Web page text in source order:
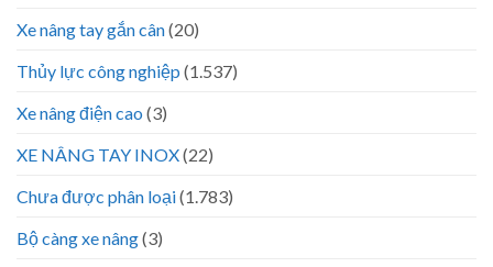
Xe nâng tay gắn cân(20)
Thủy lực công nghiệp (1.537)
Xe nâng điện cao (3)
XE NÂNG TAY INOX(22)
Chưa được phân loại(1.783)
Bộ càng xe nâng(3)